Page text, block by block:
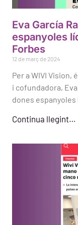
Eva García
espanyoles
Forbes
12 de març de 2024
Per a WIVI Vision,
i cofundadora,
dones
Continua llegint…